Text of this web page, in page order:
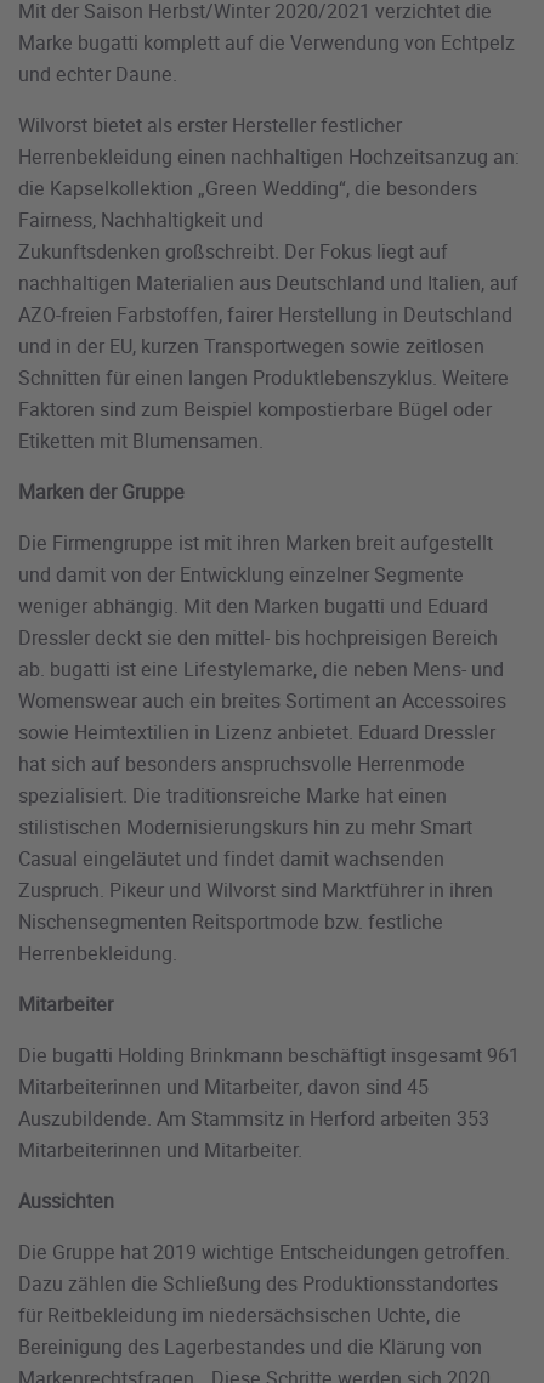
Mit der Saison Herbst/Winter 2020/2021 verzichtet die
Marke bugatti komplett auf die Verwendung von Echtpelz
und echter Daune.
Wilvorst bietet als erster Hersteller festlicher
Herrenbekleidung einen nachhaltigen Hochzeitsanzug an:
die Kapselkollektion „Green Wedding“, die besonders
Fairness, Nachhaltigkeit und
Zukunftsdenken großschreibt. Der Fokus liegt auf
nachhaltigen Materialien aus Deutschland und Italien, auf
AZO-freien Farbstoffen, fairer Herstellung in Deutschland
und in der EU, kurzen Transportwegen sowie zeitlosen
Schnitten für einen langen Produktlebenszyklus. Weitere
Faktoren sind zum Beispiel kompostierbare Bügel oder
Etiketten mit Blumensamen.
Marken der Gruppe
Die Firmengruppe ist mit ihren Marken breit aufgestellt
und damit von der Entwicklung einzelner Segmente
weniger abhängig. Mit den Marken bugatti und Eduard
Dressler deckt sie den mittel- bis hochpreisigen Bereich
ab. bugatti ist eine Lifestylemarke, die neben Mens- und
Womenswear auch ein breites Sortiment an Accessoires
sowie Heimtextilien in Lizenz anbietet. Eduard Dressler
hat sich auf besonders anspruchsvolle Herrenmode
spezialisiert. Die traditionsreiche Marke hat einen
stilistischen Modernisierungskurs hin zu mehr Smart
Casual eingeläutet und findet damit wachsenden
Zuspruch. Pikeur und Wilvorst sind Marktführer in ihren
Nischensegmenten Reitsportmode bzw. festliche
Herrenbekleidung.
Mitarbeiter
Die bugatti Holding Brinkmann beschäftigt insgesamt 961
Mitarbeiterinnen und Mitarbeiter, davon sind 45
Auszubildende. Am Stammsitz in Herford arbeiten 353
Mitarbeiterinnen und Mitarbeiter.
Aussichten
Die Gruppe hat 2019 wichtige Entscheidungen getroffen.
Dazu zählen die Schließung des Produktionsstandortes
für Reitbekleidung im niedersächsischen Uchte, die
Bereinigung des Lagerbestandes und die Klärung von